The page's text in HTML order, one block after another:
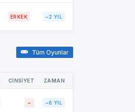
ERKEK ~2 YIL
Tüm Oyunlar
CİNSİYET ZAMAN
~ ~6 YIL